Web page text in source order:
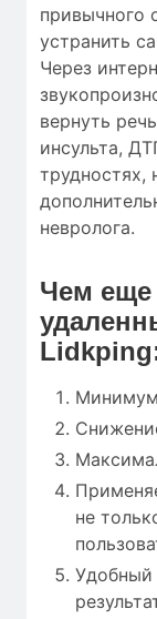
привычного
устранить
Через
вернуть
инсульта,
трудностях,
невролога.
Чем
Минимум
не
Удобный